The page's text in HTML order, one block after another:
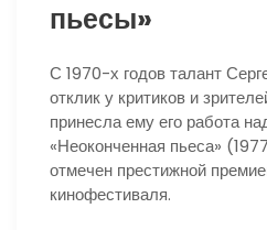
пьесы»
С 1970-х годов талант
отклик у критиков и
принесла ему его работа
«Неоконченная пьеса»
отмечен престижной
кинофестиваля.